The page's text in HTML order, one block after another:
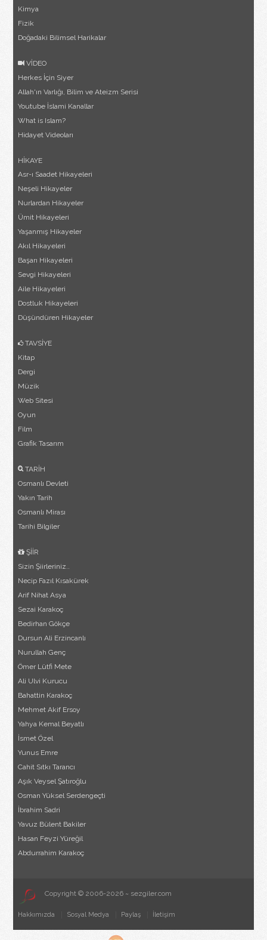
Kimya
Fizik
Doğadaki Bilimsel Harikalar
VİDEO
Herkes İçin Siyer
Allah'ın Varlığı, Bilim ve Ateizm Serisi
Youtube İslami Kanallar
What is Islam?
Hidayet Videoları
HİKAYE
Asr-ı Saadet Hikayeleri
Neşeli Hikayeler
Nurlardan Hikayeler
Ümit Hikayeleri
Yaşanmış Hikayeler
Akıl Hikayeleri
Başarı Hikayeleri
Sevgi Hikayeleri
Aile Hikayeleri
Dostluk Hikayeleri
Düşündüren Hikayeler
TAVSİYE
Kitap
Dergi
Müzik
Web Sitesi
Oyun
Film
Grafik Tasarım
TARİH
Osmanlı Devleti
Yakın Tarih
Osmanlı Mirası
Tarihi Bilgiler
ŞİİR
Sizin Şiirleriniz..
Necip Fazıl Kısakürek
Arif Nihat Asya
Sezai Karakoç
Bedirhan Gökçe
Dursun Ali Erzincanlı
Nurullah Genç
Ömer Lütfi Mete
Ali Ulvi Kurucu
Bahattin Karakoç
Mehmet Akif Ersoy
Yahya Kemal Beyatlı
İsmet Özel
Yunus Emre
Cahit Sıtkı Tarancı
Aşık Veysel Şatıroğlu
Osman Yüksel Serdengeçti
İbrahim Sadri
Yavuz Bülent Bakiler
Hasan Feyzi Yüreğil
Abdurrahim Karakoç
Copyright © 2006-2026 ~ sezgiler.com
Hakkımızda Sosyal Medya Paylaş İletişim